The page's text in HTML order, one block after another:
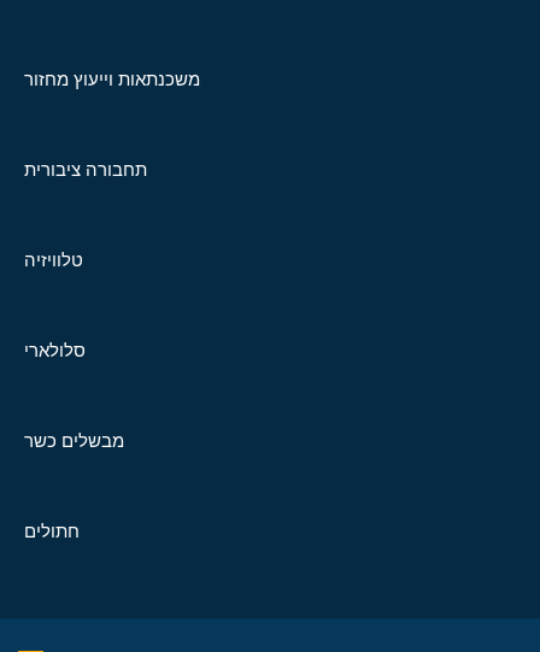
משכנתאות וייעוץ מחזור
תחבורה ציבורית
טלוויזיה
סלולארי
מבשלים כשר
חתולים